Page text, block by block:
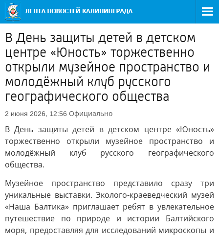
В День защиты детей в детском
центре «Юность» торжественно
открыли музейное пространство и
молодёжный клуб русского
географического общества
2 июня 2026, 12:56 Официально
В День защиты детей в детском центре «Юность»
торжественно открыли музейное пространство и
молодёжный клуб русского географического
общества.
Музейное пространство представило сразу три
уникальные выставки. Эколого-краеведческий музей
«Наша Балтика» приглашает ребят в увлекательное
путешествие по природе и истории Балтийского
моря, предоставляя для исследований микроскопы и